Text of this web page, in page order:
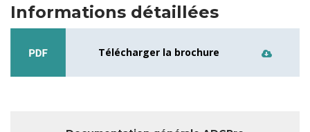
Informations détaillées
Télécharger la brochure